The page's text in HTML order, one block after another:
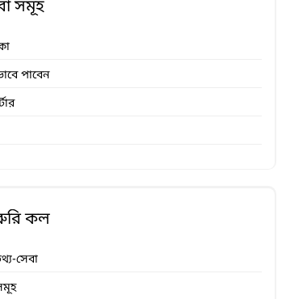
সমূহ
পাবেন
কল
সেবা